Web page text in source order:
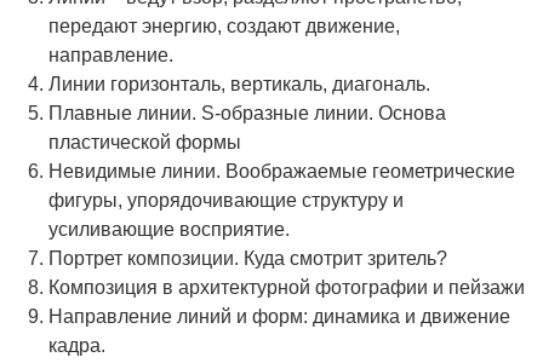
передают энергию, создают движение,
направление.
Линии горизонталь, вертикаль, диагональ.
Плавные линии. S-образные линии. Основа
пластической формы
Невидимые линии. Воображаемые геометрические
фигуры, упорядочивающие структуру и
усиливающие восприятие.
Портрет композиции. Куда смотрит зритель?
Композиция в архитектурной фотографии и пейзажи
Направление линий и форм: динамика и движение
кадра.